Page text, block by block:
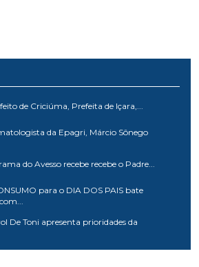
de Criciúma, Prefeita de Içara,...
da Epagri, Márcio Sônego
do Avesso recebe recebe o Padre...
para o DIA DOS PAIS bate
De Toni apresenta prioridades da